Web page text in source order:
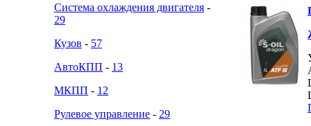
Система охлаждения двигателя -
29
Кузов - 57
АвтоКПП - 13
МКПП - 12
Рулевое управление - 29